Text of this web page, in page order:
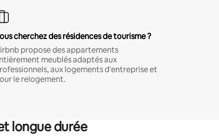
cherchez des résidences de tourisme ?
propose des appartements
meublés adaptés aux
aux logements d'entreprise et
le relogement.
longue durée